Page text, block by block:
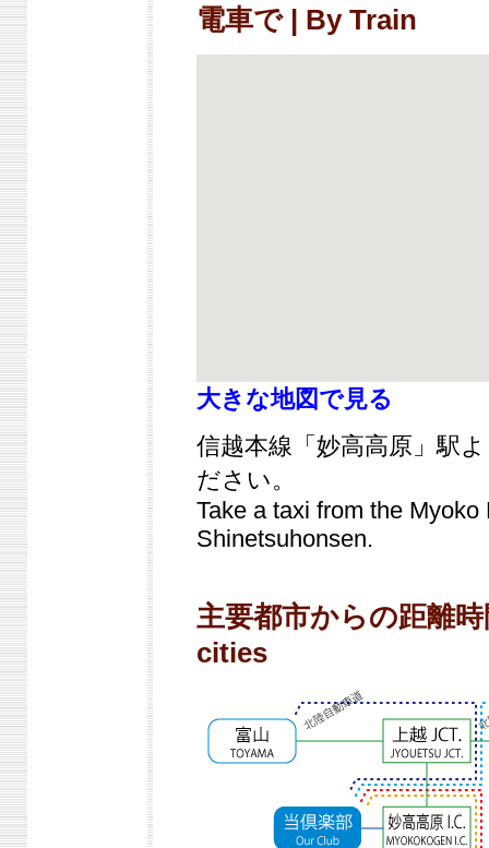
電車で | By Train
大きな地図で見る
信越本線「妙高高原」駅
ださい。
Take a taxi from the Myoko
Shinetsuhonsen.
主要都市からの距離
cities